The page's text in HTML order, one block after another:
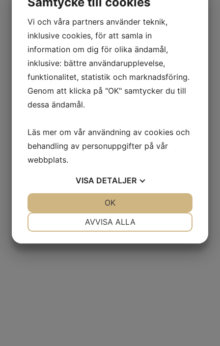
IDROTTS-
STIPENDIUM
PÅ COLLEGE I USA!
Vill du idrotta och studera
Klicka påRecruit Meså
utvärderar vi dina chanser!
SPELAJUNIOR &
COLLEGEHOCKEY
I USA?
Klicka på Recruit Meså
VILL DU SPELA
TENNIS I USA?
utvärderar vi dina möjligheter!
VILL DU SPELA
COLLEGE SOCCER?
Klicka påRecruitMeså
utvärderar vi dina möjligheter!
Vi och våra partners använder teknik,
inklusive cookies, för att samla in
information om dig för olika ändamål,
inklusive: bättre användarupplevelse,
funktionalitet, statistik och marknadsföring.
Genom att klicka på "OK" samtycker du till
dessa ändamål.
Läs mer om vår användning av cookies och
behandling av personuppgifter på vår
webbplats.
VISA DETALJER
AVVISA ALLA
OK